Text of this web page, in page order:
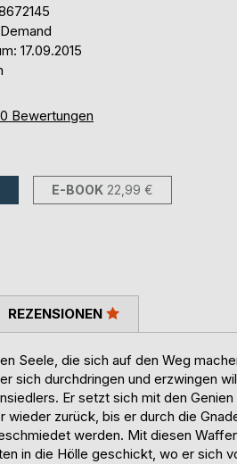
17.09.2015
0 Bewertungen
E-BOOK 22,99 €
Seele, die sich auf den Weg
sich durchdringen und erzwingen
Er setzt sich mit den
wieder zurück, bis er durch die
werden. Mit diesen
in die Hölle geschickt, wo er sich
REZENSIONEN